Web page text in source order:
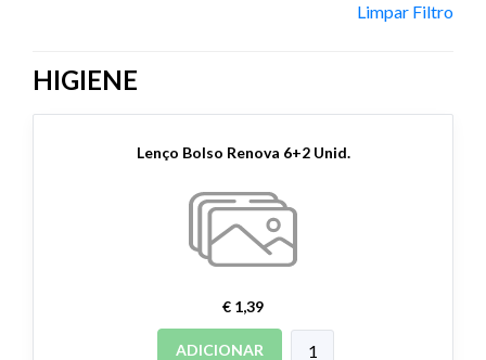
Limpar Filtro
HIGIENE
Lenço Bolso Renova 6+2 Unid.
€ 1,39
ADICIONAR